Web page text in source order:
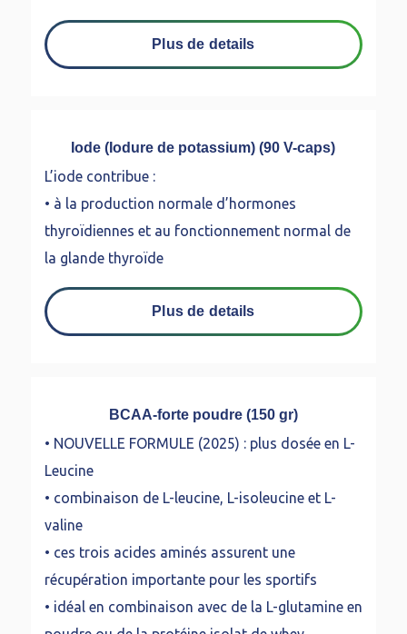
Plus de details
Iode (Iodure de potassium) (90 V-caps)
L’iode contribue :
• à la production normale d’hormones
thyroïdiennes et au fonctionnement normal de
la glande thyroïde
Plus de details
BCAA-forte poudre (150 gr)
• NOUVELLE FORMULE (2025) : plus dosée en L-
Leucine
• combinaison de L-leucine, L-isoleucine et L-
valine
• ces trois acides aminés assurent une
récupération importante pour les sportifs
• idéal en combinaison avec de la L-glutamine en